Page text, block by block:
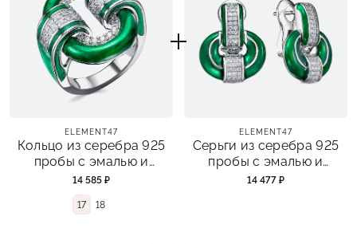
ELEMENT47
Кольцо из серебра 925
пробы с эмалью и
фианитами
14 585 ₽
17 18
ELEMENT47
Серьги из серебра 925
пробы с эмалью и
фианитами
14 477 ₽